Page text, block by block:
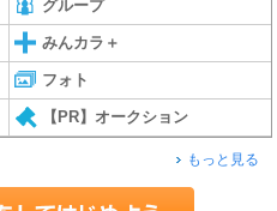
グループ
みんカラ＋
フォト
【PR】オークション
もっと見る